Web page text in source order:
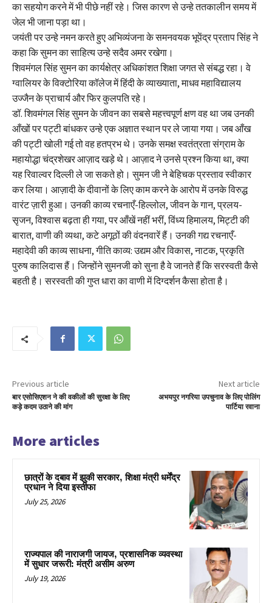
का सहयोग करने में भी पीछे नहीं रहे। जिस कारण से उन्हे ततकालीन समय में
जेल भी जाना पड़ा था।
जयंती पर उन्हे नमन करते हुए अभिव्यंजना के समनवयक भूपेंद्र प्रताप सिंह ने
कहा कि सुमन का साहित्य उन्हे सदैव अमर रखेगा।
शिवमंगल सिंह सुमन का कार्यक्षेत्र अधिकांशत शिक्षा जगत से संबद्ध रहा। वे
ग्वालियर के विक्टोरिया कॉलेज में हिंदी के व्याख्याता, माधव महाविद्यालय
उज्जैन के प्राचार्य और फिर कुलपति रहे।
डॉ. शिवमंगल सिंह सुमन के जीवन का सबसे महत्त्वपूर्ण क्षण वह था जब उनकी
आँखों पर पट्टी बांधकर उन्हे एक अज्ञात स्थान पर ले जाया गया। जब आँख
की पट्टी खोली गई तो वह हतप्रभ थे। उनके समक्ष स्वतंत्रता संग्राम के
महायोद्धा चंद्रशेखर आज़ाद खड़े थे। आज़ाद ने उनसे प्रश्न किया था, क्या
यह रिवाल्वर दिल्ली ले जा सकते हो। सुमन जी ने बेहिचक प्रस्ताव स्वीकार
कर लिया। आज़ादी के दीवानों के लिए काम करने के आरोप में उनके विरुद्ध
वारंट ज़ारी हुआ। उनकी काव्य रचनाएँ-हिल्लोल, जीवन के गान, प्रलय-
सृजन, विश्वास बढ़ता ही गया, पर आँखें नहीं भरीं, विंध्य हिमालय, मिट्टी की
बारात, वाणी की व्यथा, कटे अगूठों की वंदनवारें हैं। उनकी गद्य रचनाएँ-
महादेवी की काव्य साधना, गीति काव्य: उद्यम और विकास, नाटक, प्रकृति
पुरुष कालिदास हैं। जिन्होंने सुमनजी को सुना है वे जानते हैं कि सरस्वती कैसे
बहती है। सरस्वती की गुप्त धारा का वाणी में दिग्दर्शन कैसा होता है।
Previous article
बार एसोसिएशन ने की वकीलों की सुरक्षा के लिए
कड़े कदम उठाने की मांग
Next article
अभयपुर नगरिया उपचुनाव के लिए पोलिंग
पार्टिया रवाना
More articles
छात्रों के दबाव में झुकी सरकार, शिक्षा मंत्री धर्मेंद्र
प्रधान ने दिया इस्तीफा
July 25, 2026
राज्यपाल की नाराजगी जायज, प्रशासनिक व्यवस्था
में सुधार जरूरी: मंत्री असीम अरुण
July 19, 2026